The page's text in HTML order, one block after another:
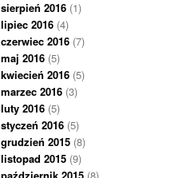
sierpień 2016 (1)
lipiec 2016 (4)
czerwiec 2016 (7)
maj 2016 (5)
kwiecień 2016 (5)
marzec 2016 (3)
luty 2016 (5)
styczeń 2016 (5)
grudzień 2015 (8)
listopad 2015 (9)